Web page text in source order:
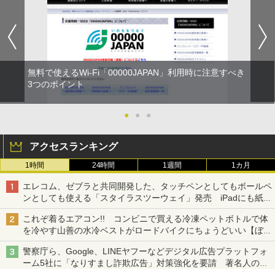
無料で使えるWi-Fi「00000JAPAN」利用時に注意すべき
3つのポイント
● ● ●
アクセスランキング
1時間 24時間 1週間 1カ月
エレコム、ゼブラと共同開発した、タッチペンとしてもボールペ
ンとしても使える「スタイラスツーウェイ」発売 iPadにも紙に
も、持ち替えずに書き込める
これぞ着るエアコン!! コンビニで買える冷凍ペットボトルで体
を冷やす山善の水冷ベストがロードバイクにちょうどいい【ぼっ
ち・ざ・ろーど！その14】【空いた時間でなにしてる？】
警察庁ら、Google、LINEヤフーなどデジタル広告プラットフォ
ーム5社に「なりすまし詐欺広告」対策強化を要請 著名人の写